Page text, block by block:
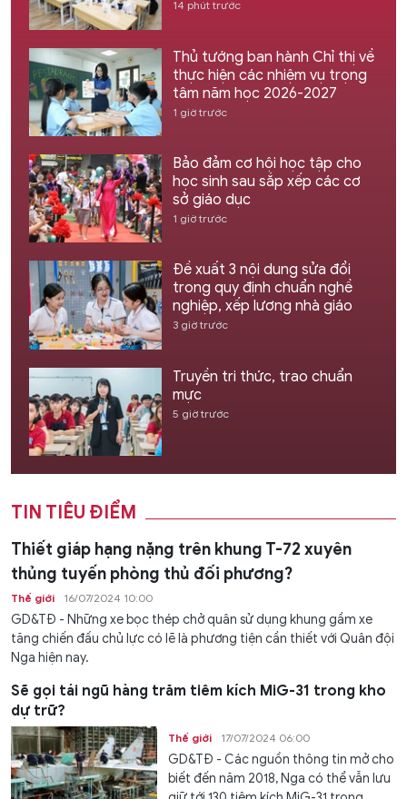
14 phút trước
Thủ tướng ban hành Chỉ thị về
thực hiện các nhiệm vụ trọng
tâm năm học 2026-2027
1 giờ trước
Bảo đảm cơ hội học tập cho
học sinh sau sắp xếp các cơ
sở giáo dục
1 giờ trước
Đề xuất 3 nội dung sửa đổi
trong quy định chuẩn nghề
nghiệp, xếp lương nhà giáo
3 giờ trước
Truyền tri thức, trao chuẩn
mực
5 giờ trước
TIN TIÊU ĐIỂM
Thiết giáp hạng nặng trên khung T-72 xuyên
thủng tuyến phòng thủ đối phương?
Thế giới 16/07/2024 10:00
GD&TĐ - Những xe bọc thép chở quân sử dụng khung gầm xe
tăng chiến đấu chủ lực có lẽ là phương tiện cần thiết với Quân đội
Nga hiện nay.
Sẽ gọi tái ngũ hàng trăm tiêm kích MiG-31 trong kho
dự trữ?
Thế giới 17/07/2024 06:00
GD&TĐ - Các nguồn thông tin mở cho
biết đến năm 2018, Nga có thể vẫn lưu